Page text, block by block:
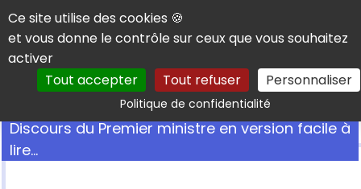
Panneau de gestion des cookies
Ce site utilise des cookies 🍪
et vous donne le contrôle sur ceux que vous souhaitez
activer
Tout accepter
Tout refuser Personnaliser
Politique de confidentialitéRechercher
Discours du Premier ministre en version facile à
lire...